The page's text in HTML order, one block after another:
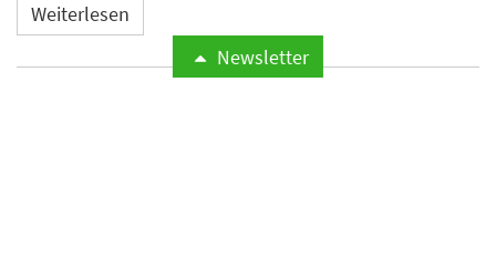
Weiterlesen
Newsletter